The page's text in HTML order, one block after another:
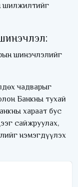
шилжилтийг
шинэчлэлийг
чадварыг
Банкны тухай
хараат бус
сайжруулах,
нэмэгдүүлэх